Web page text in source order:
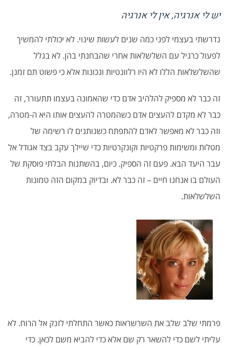
יש לי אנרגיה, אין לי אנרגיה
נדרשתי בעצמי לפני כמה שנים לעשות שינוי. לא יכולתי להמשיך
לפעול כרגיל עם השלשלאות אחרי שהבחנתי בהן. לא בגלל
שהשלשלאות הללו לא היו רלוונטיות ונכונות אלא כי פשוט תם זמנן.
זה כבר לא מספיק להלהיב אדם כדי שהאמונה בעצמו תתעורר, זה
כבר לא מקדם להעצים אדם כשהמטרה להעצים אותו היא ה-מטרה,
וזה כבר לא מאפשר לאדם להתפתח כשנותנים לו רשימה של
מטלות ומשימות פרקטיות וקונקרטיות כדי שיילך עקב בצד אגודל אל
עבר היעד הבא. פעם זה הספיק. כיום, בהשתנות הבלתי פוסקת של
העולם בו אנחנו חיים – זה כבר לא. ובדיוק במקום הזה טמונות
השלשלאות.
פרמתי שלב שלב את השרשראות כאשר התחלתי לזנק אל הרוח. לא
עליתי לשם כדי להשאר רק שם אלא כדי להביא משם לכאן. כדי